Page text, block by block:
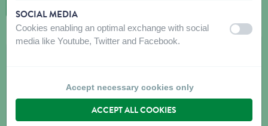
SOCIAL MEDIA
Cookies enabling an optimal exchange with social
media like Youtube, Twitter and Facebook.
off on
Accept necessary cookies only
ACCEPT ALL COOKIES